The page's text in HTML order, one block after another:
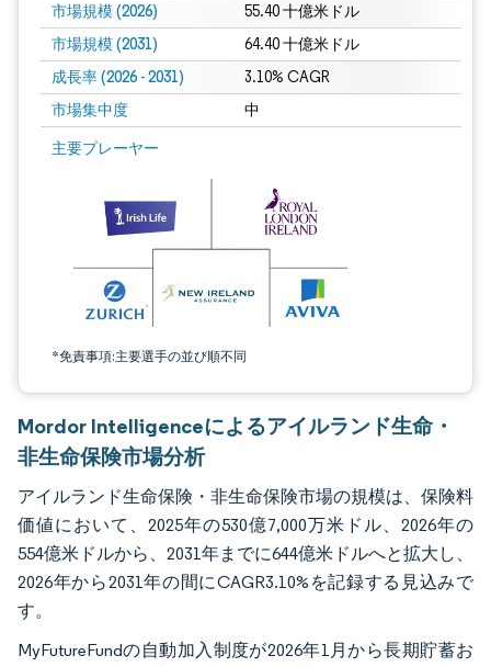
市場規模 (2026) 55.40 十億米ドル
市場規模 (2031) 64.40 十億米ドル
成長率 (2026 - 2031) 3.10% CAGR
市場集中度 中
主要プレーヤー
*免責事項:主要選手の並び順不同
画像 © Mordor Intelligence。再利用にはCC BY 4.0の表示が必要です。
Mordor Intelligenceによるアイルランド生命・
非生命保険市場分析
アイルランド生命保険・非生命保険市場の規模は、保険料
価値において、2025年の530億7,000万米ドル、2026年の
554億米ドルから、2031年までに644億米ドルへと拡大し、
2026年から2031年の間にCAGR3.10%を記録する見込みで
す。
MyFutureFundの自動加入制度が2026年1月から長期貯蓄お